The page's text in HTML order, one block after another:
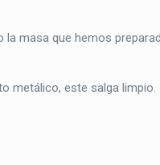
masa que hemos
metálico, este salga limpio.